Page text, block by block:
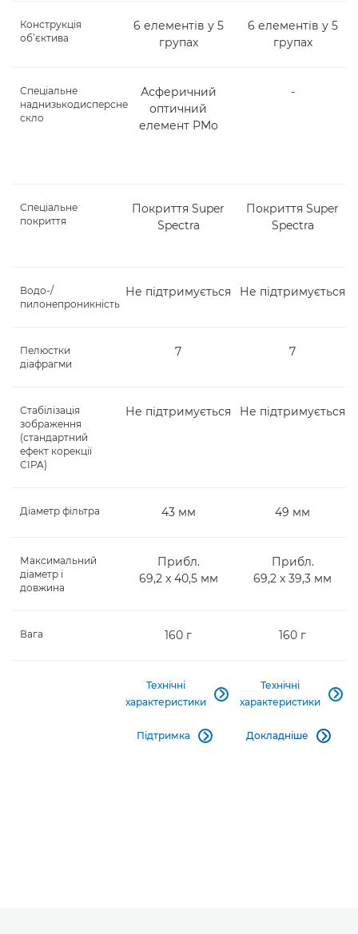
Конструкція
об’єктива
6 елементів у 5
групах
6 елементів у 5
групах
Спеціальне
наднизькодисперсне
скло
Асферичний
оптичний
елемент PMo
-
Спеціальне
покриття
Покриття Super
Spectra
Покриття Super
Spectra
Водо-/
пилонепроникність
Не підтримується Не підтримується
Пелюстки
діафрагми
7 7
Стабілізація
зображення
(стандартний
ефект корекції
CIPA)
Не підтримується Не підтримується
Діаметр фільтра 43 мм 49 мм
Максимальний
діаметр і
довжина
Прибл.
69,2 x 40,5 мм
Прибл.
69,2 x 39,3 мм
Вага 160 г 160 г
Технічні
характеристики

Підтримка 
Технічні
характеристики

Докладніше 